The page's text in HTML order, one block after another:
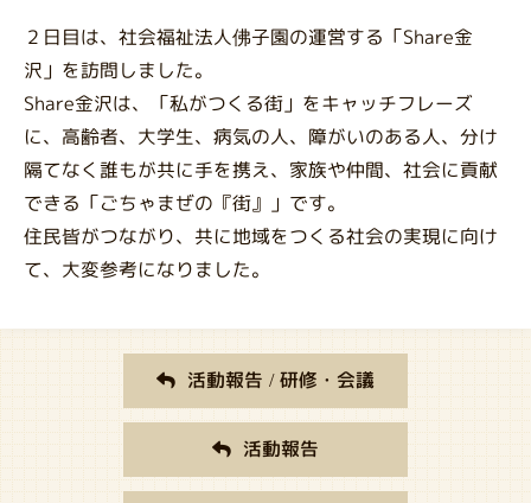
２日目は、社会福祉法人佛子園の運営する「Share金
沢」を訪問しました。
Share金沢は、「私がつくる街」をキャッチフレーズ
に、高齢者、大学生、病気の人、障がいのある人、分け
隔てなく誰もが共に手を携え、家族や仲間、社会に貢献
できる「ごちゃまぜの『街』」です。
住民皆がつながり、共に地域をつくる社会の実現に向け
て、大変参考になりました。
活動報告 / 研修・会議
活動報告